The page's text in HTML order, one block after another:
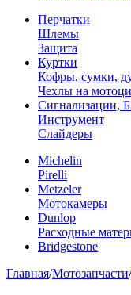
Перчатки
Шлемы
Защита
Куртки
Кофры, сумки,
Чехлы на
Сигнализации,
Инструмент
Слайдеры
Michelin
Pirelli
Metzeler
Мотокамеры
Dunlop
Расходные
Bridgestone
Главная/Мотозапчасти/